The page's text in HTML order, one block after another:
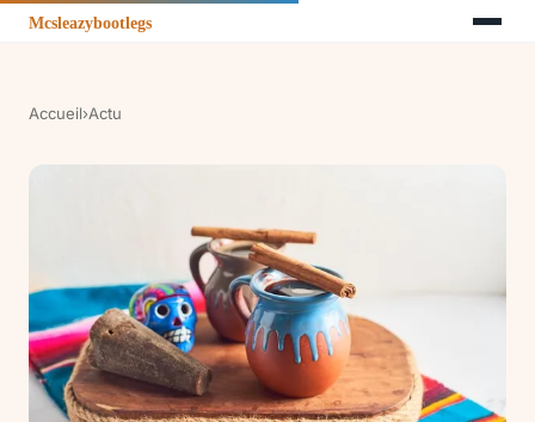
Accueil›Actu